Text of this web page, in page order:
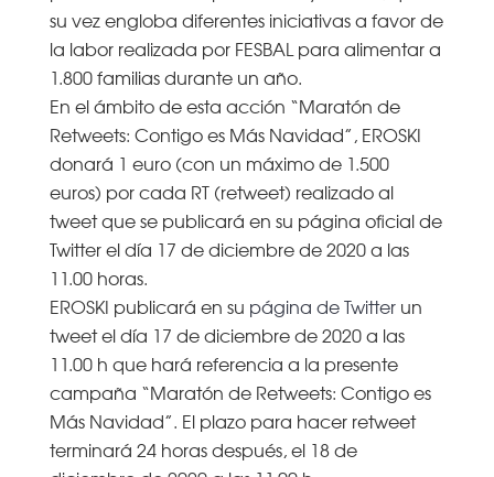
su vez engloba diferentes iniciativas a favor de
la labor realizada por FESBAL para alimentar a
1.800 familias durante un año.
En el ámbito de esta acción “Maratón de
Retweets: Contigo es Más Navidad”, EROSKI
donará 1 euro (con un máximo de 1.500
euros) por cada RT (retweet) realizado al
tweet que se publicará en su página oficial de
Twitter el día 17 de diciembre de 2020 a las
11.00 horas.
EROSKI publicará en su página deTwitterun
tweet el día 17 de diciembre de 2020 a las
11.00 h que hará referencia a la presente
campaña “Maratón de Retweets: Contigo es
Más Navidad”. El plazo para hacer retweet
terminará 24 horas después, el 18 de